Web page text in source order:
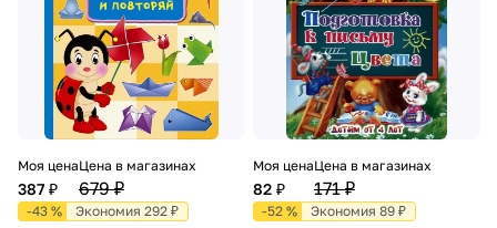
Моя цена
387 ₽
Цена в магазинах
679 ₽
-43 % Экономия 292 ₽
Моя цена
82 ₽
Цена в магазинах
171 ₽
-52 % Экономия 89 ₽